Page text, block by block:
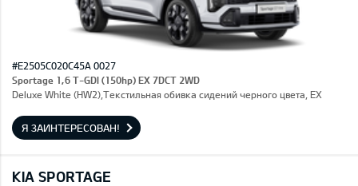
#E2505C020C45A 0027
Sportage 1,6 T-GDI (150hp) EX 7DCT 2WD
Deluxe White (HW2),Текстильная обивка сидений черного цвета, EX
Я ЗАИНТЕРЕСОВАН!
KIA SPORTAGE